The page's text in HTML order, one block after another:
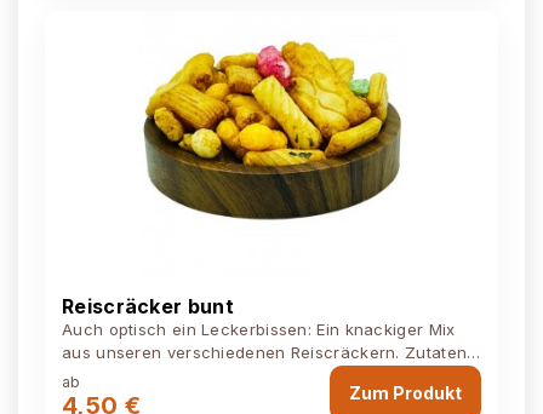
Reiscräcker bunt
Auch optisch ein Leckerbissen: Ein knackiger Mix
aus unseren verschiedenen Reiscräckern. Zutaten:
Reis (86%), Sojasoße (enthält...
ab
4,50 € Zum Produkt